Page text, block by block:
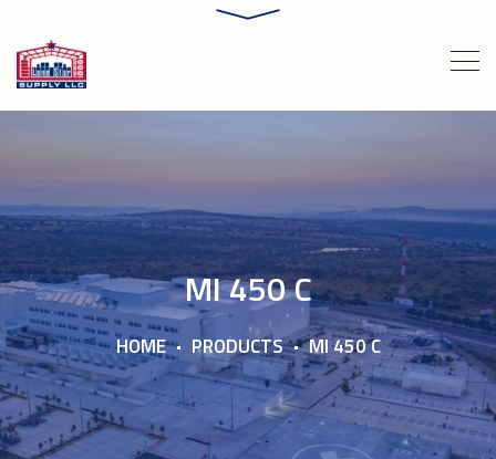
MI 450 C
HOME PRODUCTS MI 450 C